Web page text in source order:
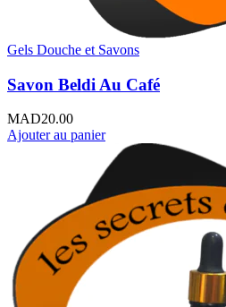
Gels Douche et Savons
Savon Beldi Au Café
MAD20.00
Ajouter au panier